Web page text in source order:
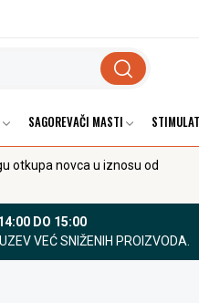
SAGOREVAČI MASTI
otkupa novca u iznosu od
DO 15:00
VEĆ SNIŽENIH PROIZVODA.